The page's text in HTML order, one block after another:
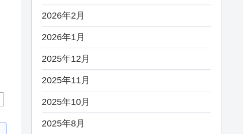
2026年2月
2026年1月
2025年12月
2025年11月
2025年10月
2025年8月